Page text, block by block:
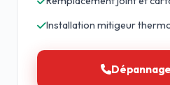
Installation mitigeur